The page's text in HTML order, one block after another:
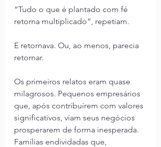
“Tudo o que é plantado com fé
retorna multiplicado”, repetiam.
E retornava. Ou, ao menos, parecia
retornar.
Os primeiros relatos eram quase
milagrosos. Pequenos empresários
que, após contribuírem com valores
significativos, viam seus negócios
prosperarem de forma inesperada.
Famílias endividadas que,